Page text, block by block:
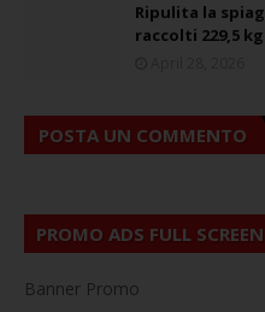
Ripulita la
raccolti 229,5
POSTA UN COMMENTO
PROMO ADS FULL SCREEN
Banner Promo